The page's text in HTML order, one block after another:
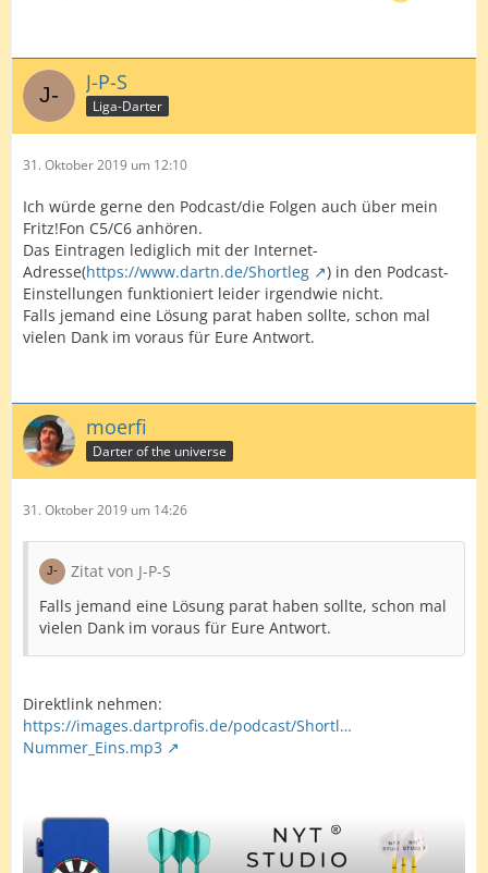
J-P-S
Liga-Darter
31. Oktober 2019 um 12:10
Ich würde gerne den Podcast/die Folgen auch über mein
Fritz!Fon C5/C6 anhören.
Das Eintragen lediglich mit der Internet-
Adresse(https://www.dartn.de/Shortleg
) in den Podcast-
Einstellungen funktioniert leider irgendwie nicht.
Falls jemand eine Lösung parat haben sollte, schon mal
vielen Dank im voraus für Eure Antwort.
moerfi
Darter of the universe
31. Oktober 2019 um 14:26
Zitat von J-P-S
Falls jemand eine Lösung parat haben sollte, schon mal
vielen Dank im voraus für Eure Antwort.
Direktlink nehmen:
https://images.dartprofis.de/podcast/Shortl…
Nummer_Eins.mp3